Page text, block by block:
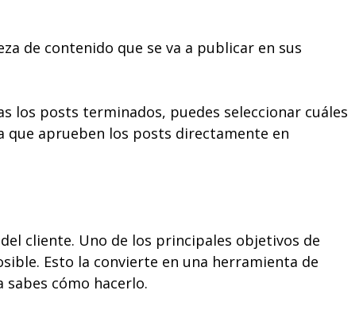
de contenido que se va a publicar en sus
los posts terminados, puedes seleccionar cuáles
que aprueben los posts directamente en
cliente. Uno de los principales objetivos de
Esto la convierte en una herramienta de
cómo hacerlo.